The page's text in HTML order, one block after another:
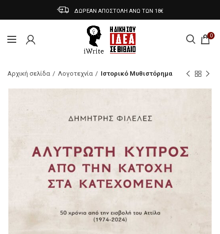
ΔΩΡΕΑΝ ΑΠΟΣΤΟΛΗ ΑΝΩ ΤΩΝ 18€
0
Αρχική σελίδα Λογοτεχνία Ιστορικό Μυθιστόρημα